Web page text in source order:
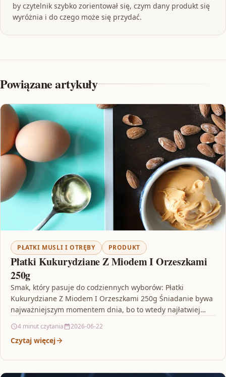
by czytelnik szybko zorientował się, czym dany produkt się
wyróżnia i do czego może się przydać.
Powiązane artykuły
PŁATKI MUSLI I OTRĘBY PRODUKT
Płatki Kukurydziane Z Miodem I Orzeszkami
250g
Smak, który pasuje do codziennych wyborów: Płatki
Kukurydziane Z Miodem I Orzeszkami 250g Śniadanie bywa
najważniejszym momentem dnia, bo to wtedy najłatwiej
4 minut czytania 2026-06-22
Czytaj więcej